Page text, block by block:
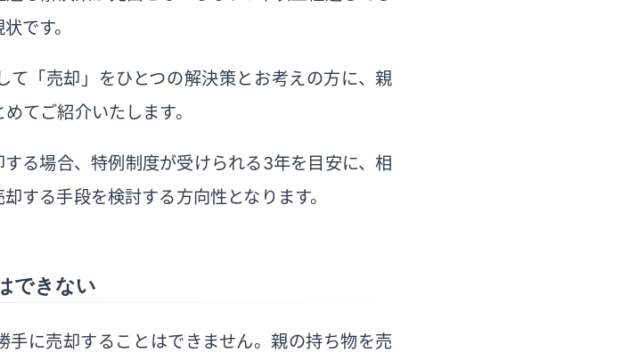
です。
て「売却」をひとつの解決策とお考えの方に、親
てご紹介いたします。
る場合、特例制度が受けられる3年を目安に、相
する手段を検討する方向性となります。
できない
手に売却することはできません。親の持ち物を売